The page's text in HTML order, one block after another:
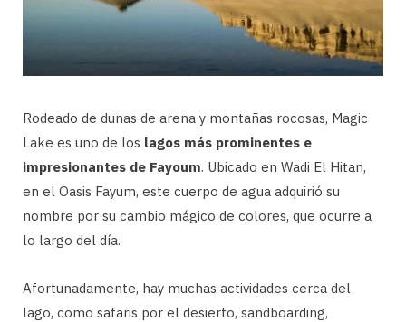
Rodeado de dunas de arena y montañas rocosas, Magic
Lake es uno de los lagos más prominentes e
impresionantes de Fayoum. Ubicado en Wadi El Hitan,
en el Oasis Fayum, este cuerpo de agua adquirió su
nombre por su cambio mágico de colores, que ocurre a
lo largo del día.
Afortunadamente, hay muchas actividades cerca del
lago, como safaris por el desierto, sandboarding,